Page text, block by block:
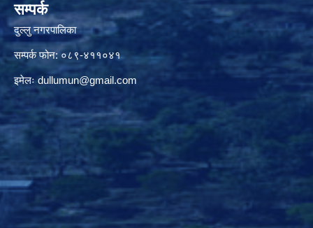
सम्पर्क
दुल्लु नगरपालिका
सम्पर्क फोन: ०८९-४११०४१
इमेलःdullumun@gmail.com